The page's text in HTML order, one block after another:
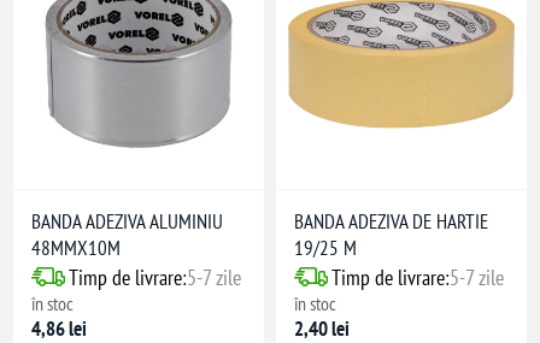
BANDA ADEZIVA ALUMINIU
48MMX10M
Timp de livrare:5-7 zile
în stoc
4,86 lei
BANDA ADEZIVA DE HARTIE
19/25 M
Timp de livrare:5-7 zile
în stoc
2,40 lei